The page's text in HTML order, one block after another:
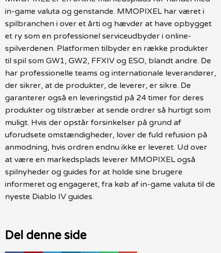
in-game valuta og genstande. MMOPIXEL har været i
spilbranchen i over et årti og hævder at have opbygget
et ry som en professionel serviceudbyder i online-
spilverdenen. Platformen tilbyder en række produkter
til spil som GW1, GW2, FFXIV og ESO, blandt andre. De
har professionelle teams og internationale leverandører,
der sikrer, at de produkter, de leverer, er sikre. De
garanterer også en leveringstid på 24 timer for deres
produkter og tilstræber at sende ordrer så hurtigt som
muligt. Hvis der opstår forsinkelser på grund af
uforudsete omstændigheder, lover de fuld refusion på
anmodning, hvis ordren endnu ikke er leveret. Ud over
at være en markedsplads leverer MMOPIXEL også
spilnyheder og guides for at holde sine brugere
informeret og engageret, fra køb af in-game valuta til de
nyeste Diablo IV guides.
Del denne side